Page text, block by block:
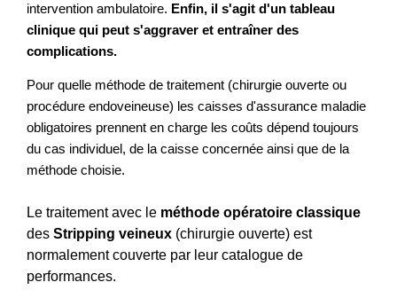
intervention ambulatoire. Enfin, il s'agit d'un tableau
clinique qui peut s'aggraver et entraîner des
complications.
Pour quelle méthode de traitement (chirurgie ouverte ou
procédure endoveineuse) les caisses d'assurance maladie
obligatoires prennent en charge les coûts dépend toujours
du cas individuel, de la caisse concernée ainsi que de la
méthode choisie.
Le traitement avec le méthode opératoire classique
desStripping veineux (chirurgie ouverte) est
normalement couverte par leur catalogue de
performances.